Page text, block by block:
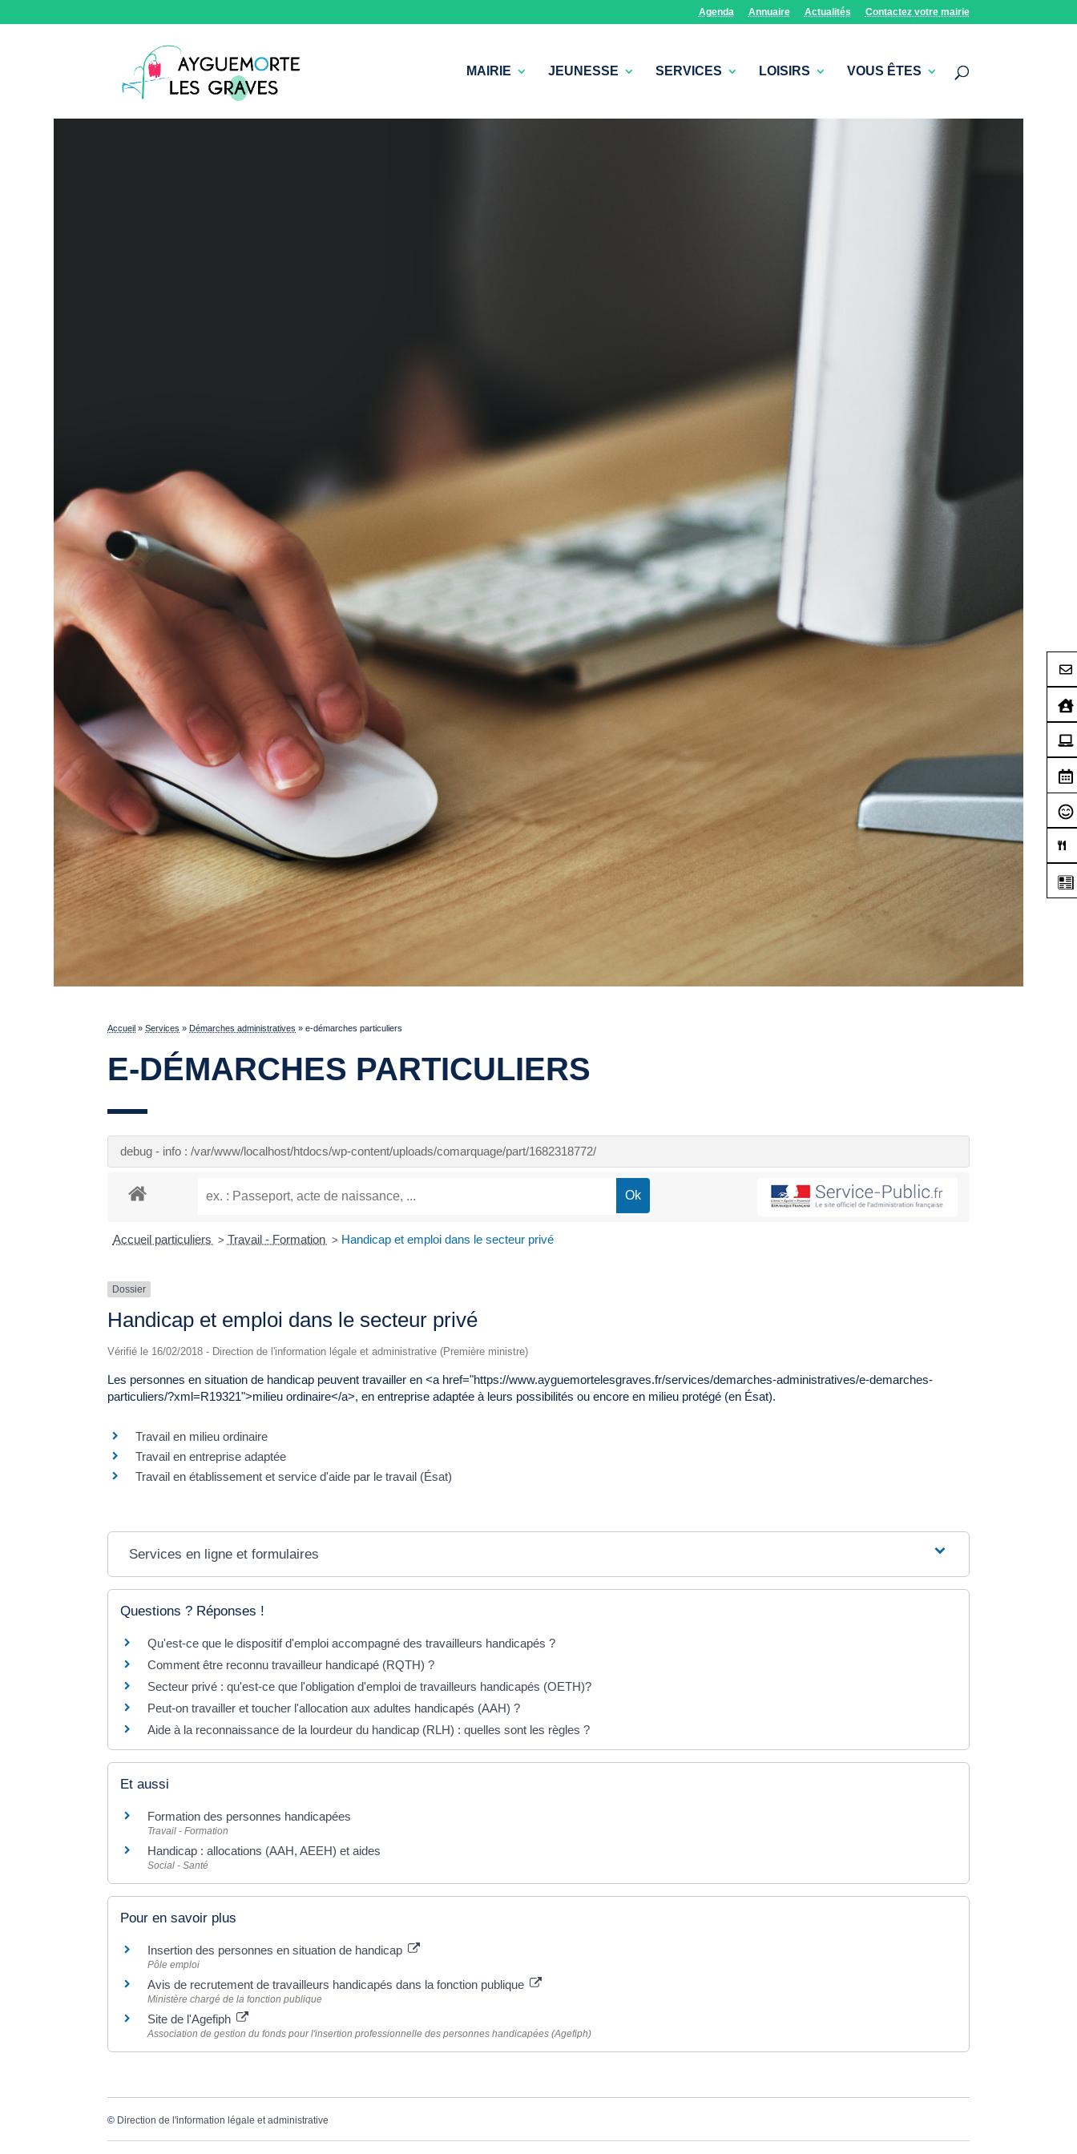
Agenda Annuaire Actualités Contactez votre mairie
MAIRIE JEUNESSE SERVICES LOISIRS VOUS ÊTES
Accueil »Services » Démarches administratives »e-démarches particuliers
E-DÉMARCHES PARTICULIERS
debug - info : /var/www/localhost/htdocs/wp-content/uploads/comarquage/part/1682318772/
Accueil particuliers > Travail - Formation > Handicap et emploi dans le secteur privé
Dossier
Handicap et emploi dans le secteur privé
Vérifié le 16/02/2018 - Direction de l'information légale et administrative (Première ministre)
Les personnes en situation de handicap peuvent travailler en <a href="https://www.ayguemortelesgraves.fr/services/demarches-administratives/e-demarches-
particuliers/?xml=R19321">milieu ordinaire</a>, en entreprise adaptée à leurs possibilités ou encore en milieu protégé (en Ésat).
Travail en milieu ordinaire
Travail en entreprise adaptée
Travail en établissement et service d'aide par le travail (Ésat)
Services en ligne et formulaires
Questions ? Réponses !
Qu'est-ce que le dispositif d'emploi accompagné des travailleurs handicapés ?
Comment être reconnu travailleur handicapé (RQTH) ?
Secteur privé : qu'est-ce que l'obligation d'emploi de travailleurs handicapés (OETH)?
Peut-on travailler et toucher l'allocation aux adultes handicapés (AAH) ?
Aide à la reconnaissance de la lourdeur du handicap (RLH) : quelles sont les règles ?
Et aussi
Formation des personnes handicapées
Travail - Formation
Handicap : allocations (AAH, AEEH) et aides
Social - Santé
Pour en savoir plus
Insertion des personnes en situation de handicap
Pôle emploi
Avis de recrutement de travailleurs handicapés dans la fonction publique
Ministère chargé de la fonction publique
Site de l'Agefiph
Association de gestion du fonds pour l'insertion professionnelle des personnes handicapées (Agefiph)
© Direction de l'information légale et administrative